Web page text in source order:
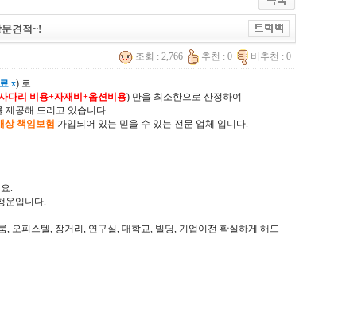
견적~!
조회 : 2,766 추천 : 0 비추천 : 0
x) 로
다리 비용+자재비+옵션비용) 만을 최소한으로 산정하여
제공해 드리고 있습니다.
상 책임보험 가입되어 있는 믿을 수 있는 전문 업체 입니다.
.
운입니다.
오피스텔, 장거리, 연구실, 대학교, 빌딩, 기업이전 확실하게 해드